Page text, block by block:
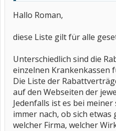
Hallo Roman,
diese Liste gilt für alle
Unterschiedlich sind die
einzelnen Krankenkassen
Die Liste der
auf den Webseiten der
Jedenfalls ist es bei meiner
immer nach, ob sich etwas
welcher Firma, welcher